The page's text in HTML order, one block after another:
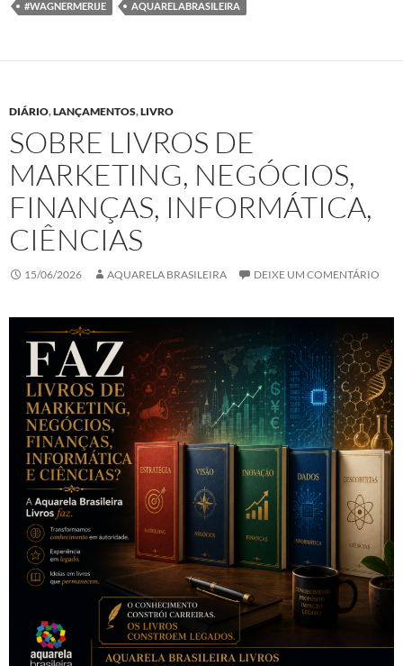
#WAGNERMERIJE AQUARELABRASILEIRA
DIÁRIO,LANÇAMENTOS,LIVRO
SOBRE LIVROS DE
MARKETING, NEGÓCIOS,
FINANÇAS, INFORMÁTICA,
CIÊNCIAS
15/06/2026 AQUARELA BRASILEIRA DEIXE UM COMENTÁRIO